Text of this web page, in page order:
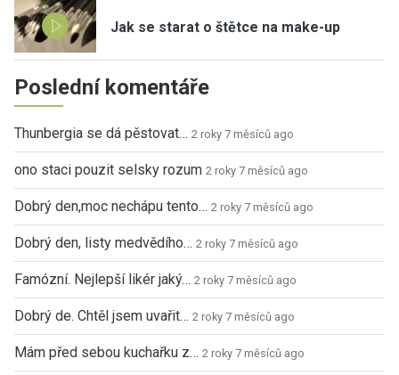
Jak se starat o štětce na make-up
Poslední komentáře
Thunbergia se dá pěstovat… 2 roky 7 měsíců ago
ono staci pouzit selsky rozum 2 roky 7 měsíců ago
Dobrý den,moc nechápu tento… 2 roky 7 měsíců ago
Dobrý den, listy medvědího… 2 roky 7 měsíců ago
Famózní. Nejlepší likér jaký… 2 roky 7 měsíců ago
Dobrý de. Chtěl jsem uvařit… 2 roky 7 měsíců ago
Mám před sebou kuchařku z… 2 roky 7 měsíců ago